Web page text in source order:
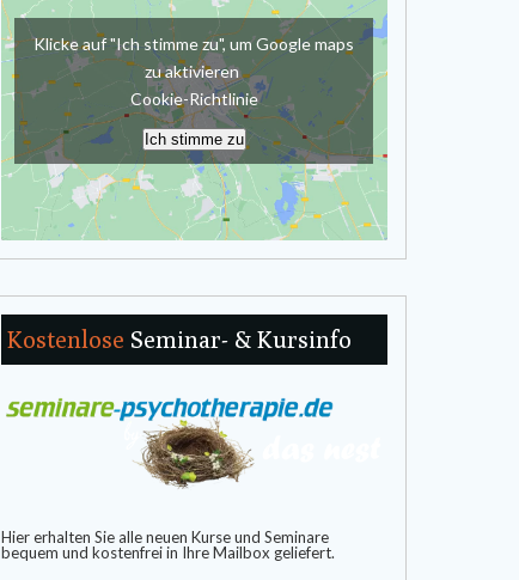
Klicke auf "Ich stimme zu", um Google maps
zu aktivieren
Cookie-Richtlinie
Ich stimme zu
Kostenlose Seminar- & Kursinfo
Hier erhalten Sie alle neuen Kurse und Seminare
bequem und kostenfrei in Ihre Mailbox geliefert.